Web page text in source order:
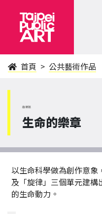
首頁 公共藝術作品
南港區
生命的樂章
以生命科學做為創作意象
及「旋律」三個單元建構
的生命動力。